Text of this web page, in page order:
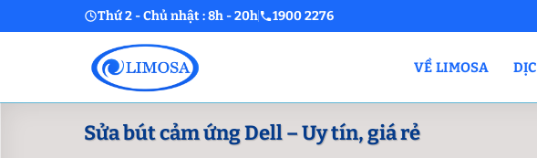
to
Thứ 2 - Chủ nhật : 8h - 20h 1900 2276
VỀ LIMOSA
Sửa bút cảm ứng Dell – Uy tín, giá rẻ